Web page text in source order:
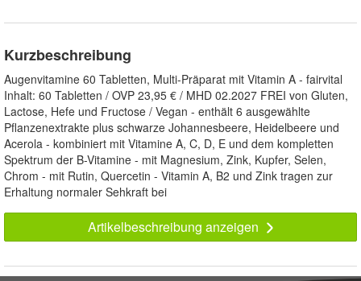
Kurzbeschreibung
Augenvitamine 60 Tabletten, Multi-Präparat mit Vitamin A - fairvital
Inhalt: 60 Tabletten / OVP 23,95 € / MHD 02.2027 FREI von Gluten,
Lactose, Hefe und Fructose / Vegan - enthält 6 ausgewählte
Pflanzenextrakte plus schwarze Johannesbeere, Heidelbeere und
Acerola - kombiniert mit Vitamine A, C, D, E und dem kompletten
Spektrum der B-Vitamine - mit Magnesium, Zink, Kupfer, Selen,
Chrom - mit Rutin, Quercetin - Vitamin A, B2 und Zink tragen zur
Erhaltung normaler Sehkraft bei
Artikelbeschreibung anzeigen